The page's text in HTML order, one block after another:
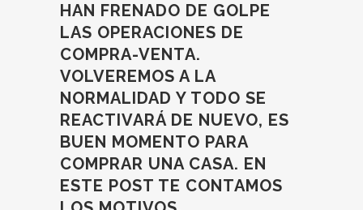
HAN FRENADO DE GOLPE
LAS OPERACIONES DE
COMPRA-VENTA.
VOLVEREMOS A LA
NORMALIDAD Y TODO SE
REACTIVARÁ DE NUEVO, ES
BUEN MOMENTO PARA
COMPRAR UNA CASA. EN
ESTE POST TE CONTAMOS